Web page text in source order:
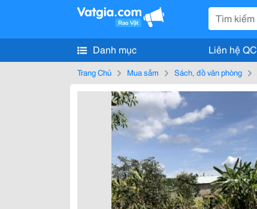
Danh mục Liên hệ QC
Trang Chủ Mua sắm Sách, đồ văn phòng